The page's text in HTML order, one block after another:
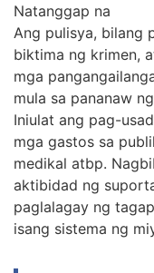
Natanggap na
Ang pulisya, bilang
biktima ng krimen,
mga
mula sa pananaw
Iniulat ang pag-
mga gastos sa
medikal atbp.
aktibidad ng
paglalagay ng
isang sistema ng